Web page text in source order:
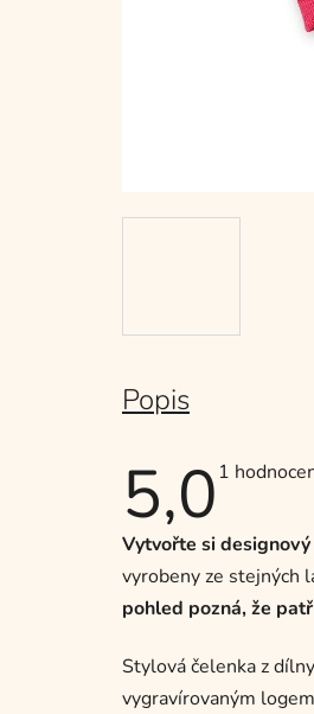
Popis
5,0 Průměrné
5,0
5
hvězdiček.
1
Vytvořte si
vyrobeny ze stejných
pohled pozná, že
Stylová čelenka z
vygravírovaným